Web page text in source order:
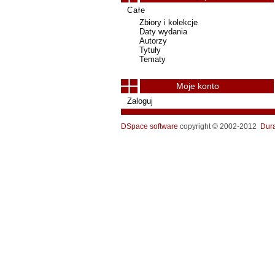
Całe
Zbiory i kolekcje
Daty wydania
Autorzy
Tytuły
Tematy
Moje konto
Zaloguj
DSpace software copyright © 2002-2012